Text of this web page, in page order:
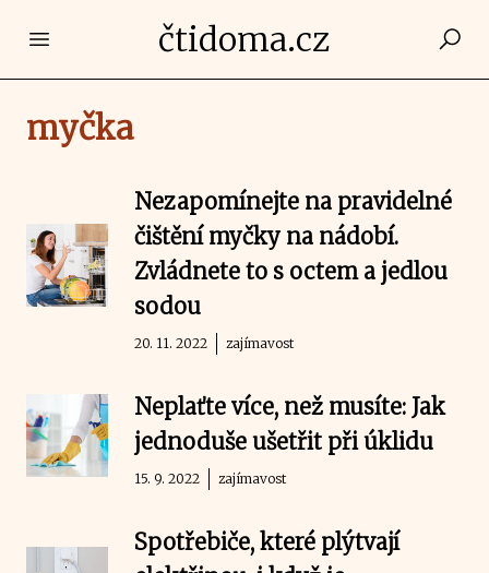
Open main menučtidoma.cz
myčka
Nezapomínejte na pravidelné
čištění myčky na nádobí.
Zvládnete to s octem a jedlou
sodou
20. 11. 2022 zajímavost
Neplaťte více, než musíte: Jak
jednoduše ušetřit při úklidu
15. 9. 2022 zajímavost
Spotřebiče, které plýtvají